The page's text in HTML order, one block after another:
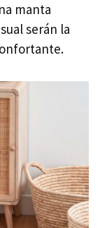
manta
serán la